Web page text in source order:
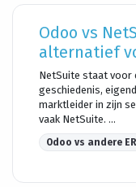
Odoo vs
alternatief
NetSuite staat voor
geschiedenis,
marktleider in zijn
vaak NetSuite. ...
Odoo vs andere